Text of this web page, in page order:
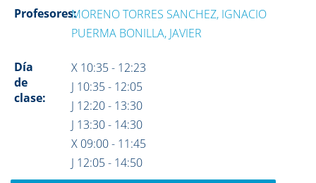
Profesores:MORENO TORRES SANCHEZ, IGNACIO
PUERMA BONILLA, JAVIER
Día
de
clase:
X 10:35 - 12:23
J 10:35 - 12:05
J 12:20 - 13:30
J 13:30 - 14:30
X 09:00 - 11:45
J 12:05 - 14:50